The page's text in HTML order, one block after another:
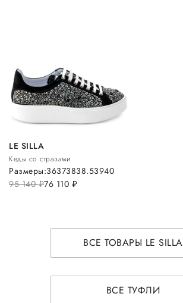
LE SILLA
Кеды со стразами
95 140руб.76 110 руб.
Размеры:36373838.53940
ВСЕ ТОВАРЫ LE SILLA
ВСЕ ТУФЛИ